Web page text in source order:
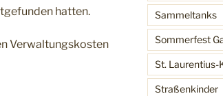
hatten.
Verwaltungskosten
Sammeltanks
Sommerfest
St. Laurentius-
Straßenkinder